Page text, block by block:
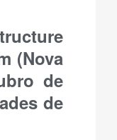
(Nova
de
de